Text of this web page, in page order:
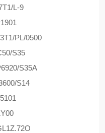
L-9
PL/0500
S35
S35A
S14